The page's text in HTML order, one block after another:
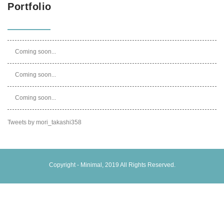
Portfolio
Coming soon...
Coming soon...
Coming soon...
Tweets by mori_takashi358
Copyright - Minimal , 2019 All Rights Reserved.